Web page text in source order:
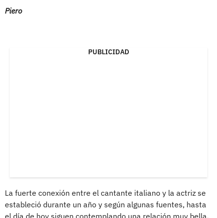
Piero
PUBLICIDAD
La fuerte conexión entre el cantante italiano y la actriz se
estableció durante un año y según algunas fuentes, hasta